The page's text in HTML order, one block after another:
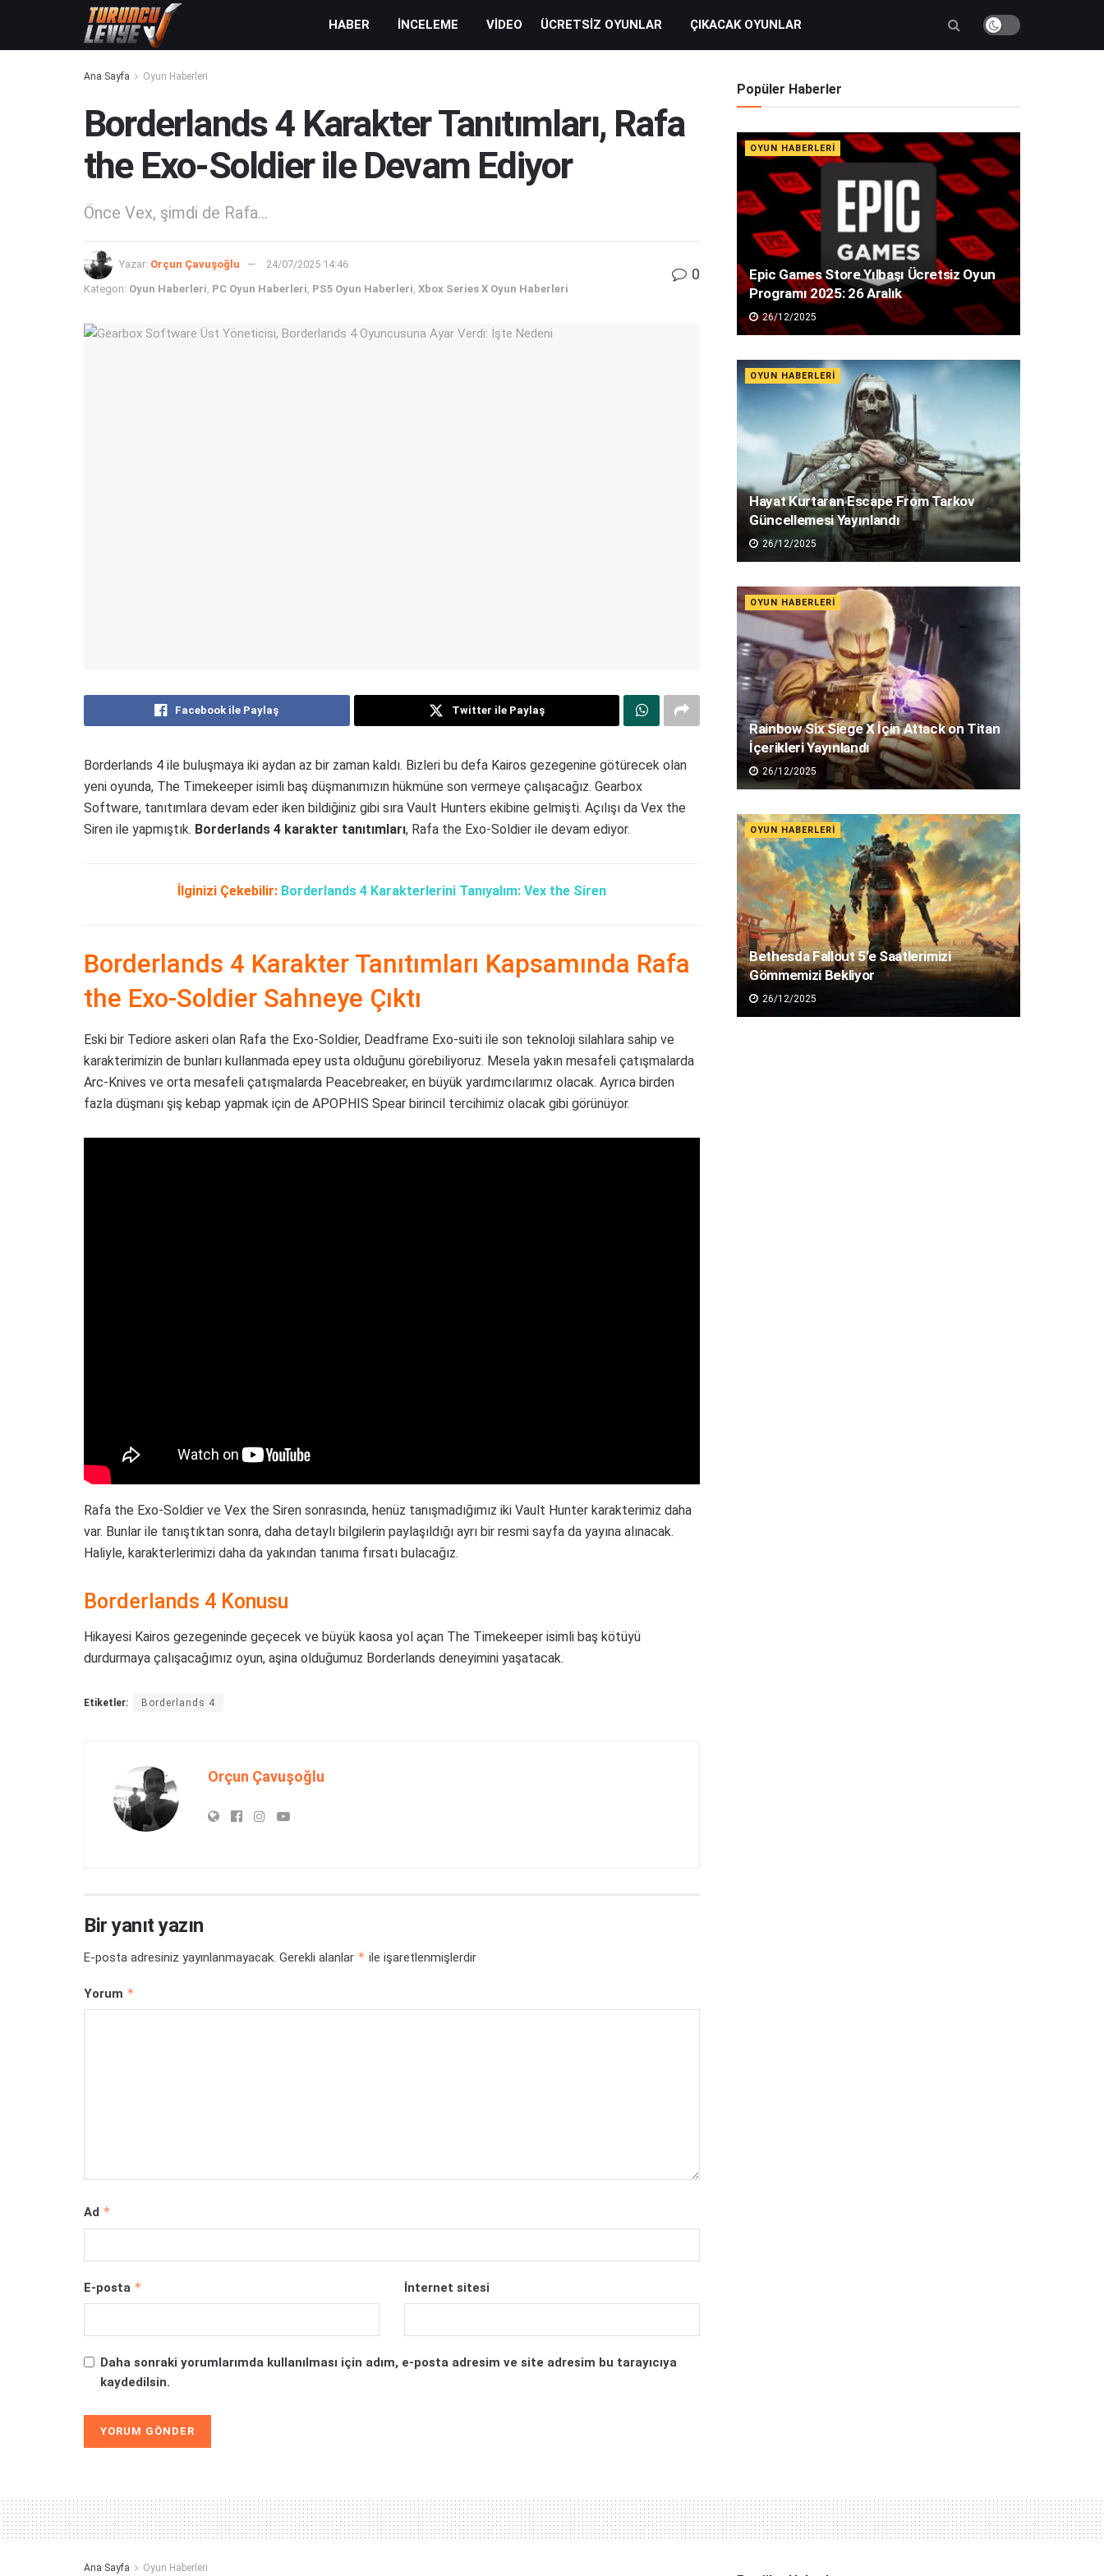
HABER İNCELEME VIDEO ÜCRETSIZ OYUNLAR ÇIKACAK OYUNLAR
Ana Sayfa Oyun Haberleri
Borderlands 4 Karakter Tanıtımları, Rafa
the Exo-Soldier ile Devam Ediyor
Önce Vex, şimdi de Rafa...
Yazar: Orçun Çavuşoğlu 24/07/2025 14:46
Kategori: Oyun Haberleri, PC Oyun Haberleri, PS5 Oyun Haberleri, Xbox Series X Oyun Haberleri
0
Facebook ile Paylaş Twitter ile Paylaş
Borderlands 4 ile buluşmaya iki aydan az bir zaman kaldı. Bizleri bu defa Kairos gezegenine götürecek olan
yeni oyunda, The Timekeeper isimli baş düşmanımızın hükmüne son vermeye çalışacağız. Gearbox
Software, tanıtımlara devam eder iken bildiğiniz gibi sıra Vault Hunters ekibine gelmişti. Açılışı da Vex the
Siren ile yapmıştık. Borderlands 4 karakter tanıtımları, Rafa the Exo-Soldier ile devam ediyor.
İlginizi Çekebilir: Borderlands 4 Karakterlerini Tanıyalım: Vex the Siren
Borderlands 4 Karakter Tanıtımları Kapsamında Rafa
the Exo-Soldier Sahneye Çıktı
Eski bir Tediore askeri olan Rafa the Exo-Soldier, Deadframe Exo-suiti ile son teknoloji silahlara sahip ve
karakterimizin de bunları kullanmada epey usta olduğunu görebiliyoruz. Mesela yakın mesafeli çatışmalarda
Arc-Knives ve orta mesafeli çatışmalarda Peacebreaker, en büyük yardımcılarımız olacak. Ayrıca birden
fazla düşmanı şiş kebap yapmak için de APOPHIS Spear birincil tercihimiz olacak gibi görünüyor.
Rafa the Exo-Soldier ve Vex the Siren sonrasında, henüz tanışmadığımız iki Vault Hunter karakterimiz daha
var. Bunlar ile tanıştıktan sonra, daha detaylı bilgilerin paylaşıldığı ayrı bir resmi sayfa da yayına alınacak.
Haliyle, karakterlerimizi daha da yakından tanıma fırsatı bulacağız.
Borderlands 4 Konusu
Hikayesi Kairos gezegeninde geçecek ve büyük kaosa yol açan The Timekeeper isimli baş kötüyü
durdurmaya çalışacağımız oyun, aşina olduğumuz Borderlands deneyimini yaşatacak.
Etiketler: Borderlands 4
Orçun Çavuşoğlu
Bir yanıt yazın
E-posta adresiniz yayınlanmayacak. Gerekli alanlar * ile işaretlenmişlerdir
Yorum *
Ad *
E-posta * İnternet sitesi
Daha sonraki yorumlarımda kullanılması için adım, e-posta adresim ve site adresim bu tarayıcıya
kaydedilsin.
Popüler Haberler
OYUN HABERLERI
Epic Games Store Yılbaşı Ücretsiz Oyun
Programı 2025: 26 Aralık
26/12/2025
OYUN HABERLERI
Hayat Kurtaran Escape From Tarkov
Güncellemesi Yayınlandı
26/12/2025
OYUN HABERLERI
Rainbow Six Siege X İçin Attack on Titan
İçerikleri Yayınlandı
26/12/2025
OYUN HABERLERI
Bethesda Fallout 5’e Saatlerimizi
Gömmemizi Bekliyor
26/12/2025
Ana Sayfa Oyun Haberleri